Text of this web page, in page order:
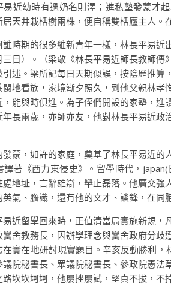
易近幼時有過奶名則澤；進私塾發蒙才
居天井栽栝樹兩株，便自稱雙栝廬主人
誰時期的很多維新青年一樣，林長平易
三日）。（梁敬《林長平易近師長教師
引述。梁所記每日天期似誤，按陰歷推
閩地看族，家境漸夕照久，到他父親林
，能與時俱進。為子侄們開設的家塾，
年長兩歲，亦師亦友，他對林長平易近
發蒙，如許的家庭，奠基了林長平易近
譯著《西力東侵史》。留學時代，
地址，言辭雄辯，舉止磊落。他廣交強
氣、膽識，還有他的文才、談鋒，在同
易近留學回來時，正值清當局實施新規
黌舍教務長，因辦學理念與黌舍政府分
在實在地研討現實題目。辛亥反動勝利
議院秘書長、眾議院秘書長、參政院憲
坎坎坷坷，他屢挫屢試，堅貞不拔，不